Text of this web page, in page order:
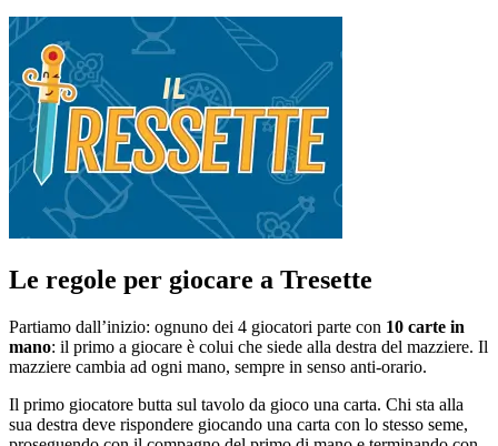
Le regole per giocare a Tresette
Partiamo dall’inizio: ognuno dei 4 giocatori parte con 10 carte in
mano: il primo a giocare è colui che siede alla destra del mazziere. Il
mazziere cambia ad ogni mano, sempre in senso anti-orario.
Il primo giocatore butta sul tavolo da gioco una carta. Chi sta alla
sua destra deve rispondere giocando una carta con lo stesso seme,